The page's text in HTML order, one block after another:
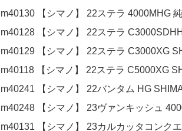
m40130 【シマノ】 22ステラ 4000MHG
m40128 【シマノ】 22ステラ
m40129 【シマノ】 22ステラ C3000XG
m40118 【シマノ】 22ステラ C5000XG
m40241 【シマノ】 22バンタム HG
m40248 【シマノ】 23ヴァンキッシュ
m40131 【シマノ】 23カルカッタコンク